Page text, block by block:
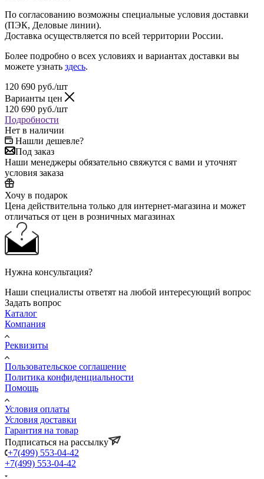
По согласованию возможны специальные условия доставки
(ПЭК, Деловые линии).
Доставка осуществляется по всей территории России.
Более подробно о всех условиях и вариантах доставки вы
можете узнать здесь.
120 690 руб./шт
Варианты цен
120 690 руб./шт
Подробности
Нет в наличии
Нашли дешевле?
Под заказ
Наши менеджеры обязательно свяжутся с вами и уточнят
условия заказа
Хочу в подарок
Цена действительна только для интернет-магазина и может
отличаться от цен в розничных магазинах
Нужна консультация?
Наши специалисты ответят на любой интересующий вопрос
Задать вопрос
Каталог
Компания
Реквизиты
Пользовательское соглашение
Политика конфиденциальности
Помощь
Условия оплаты
Условия доставки
Гарантия на товар
Подписаться на рассылку
+7(499) 553-04-42
+7(499) 553-04-42